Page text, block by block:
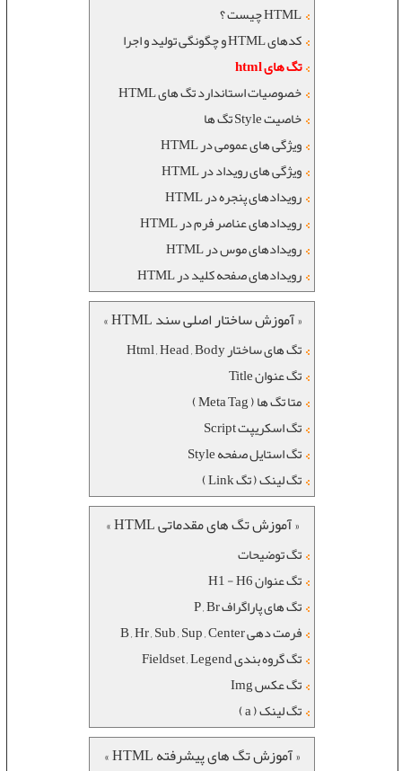
HTML چیست ؟
کدهای HTML و چگونگی تولید و اجرا
تگ های html
خصوصيات استاندارد تگ های HTML
خاصیت Style تگ ها
ویژگی های عمومی در HTML
ویژگی های رویداد در HTML
رويدادهای پنجره در HTML
رويدادهای عناصر فرم در HTML
رويدادهای موس در HTML
رويدادهای صفحه کليد در HTML
« آموزش ساختار اصلی سند HTML »
تگ های ساختار Html , Head , Body
تگ عنوان Title
متا تگ ها ( Meta Tag )
تگ اسکریپت Script
تگ استایل صفحه Style
تگ لینک ( تگ Link )
« آموزش تگ های مقدماتی HTML »
تگ توضیحات
تگ عنوان H1 - H6
تگ های پاراگراف P , Br
فرمت دهی B , Hr , Sub , Sup , Center
تگ گروه بندی Fieldset , Legend
تگ عکس Img
تگ لینک ( a )
« آموزش تگ های پیشرفته HTML »